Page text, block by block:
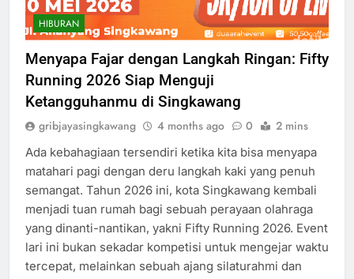
HIBURAN
Menyapa Fajar dengan Langkah Ringan: Fifty
Running 2026 Siap Menguji
Ketangguhanmu di Singkawang
gribjayasingkawang 4 months ago 0 2 mins
Ada kebahagiaan tersendiri ketika kita bisa menyapa
matahari pagi dengan deru langkah kaki yang penuh
semangat. Tahun 2026 ini, kota Singkawang kembali
menjadi tuan rumah bagi sebuah perayaan olahraga
yang dinanti-nantikan, yakni Fifty Running 2026. Event
lari ini bukan sekadar kompetisi untuk mengejar waktu
tercepat, melainkan sebuah ajang silaturahmi dan